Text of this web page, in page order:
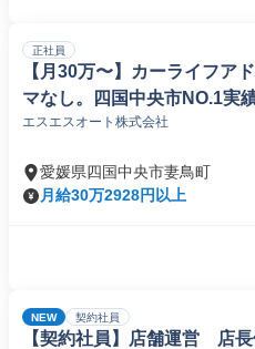
正社員
【月30万〜】カーライフア
マなし。四国中央市NO.1実
ら年500万可」
エスエスオート株式会社
愛媛県四国中央市妻鳥町
月給30万2928円以上
NEW 契約社員
【契約社員】店舗運営 店